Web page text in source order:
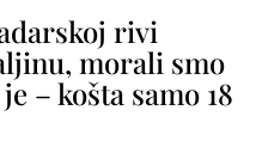
rivi
morali smo
– košta samo 18